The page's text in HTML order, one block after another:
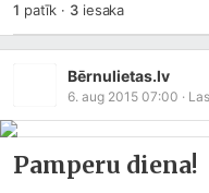
1 patīk · 3iesaka
Bērnulietas.lv
6. aug 2015 07:00 ·
Pamperu diena!